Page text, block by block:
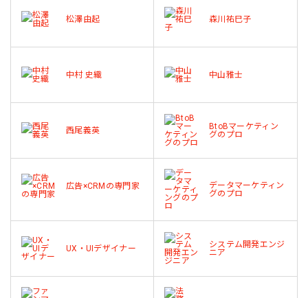
松澤由起 森川祐巳子
中村 史織 中山雅士
西尾義英
BtoBマーケティン
グのプロ
広告×CRMの専門家
データマーケティン
グのプロ
UX・UIデザイナー
システム開発エンジ
ニア